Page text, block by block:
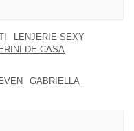
LENJERIE SEXY
DE CASA
GABRIELLA